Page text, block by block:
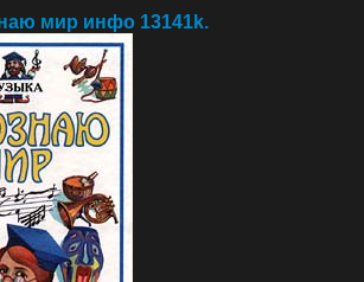
мир инфо 13141k.